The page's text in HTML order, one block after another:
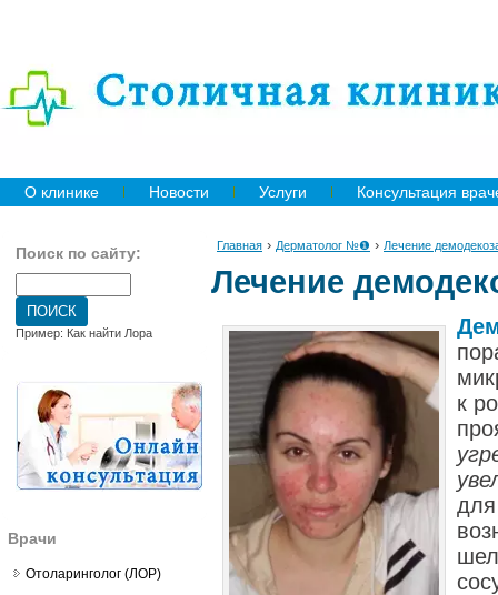
О клинике Новости Услуги Консультация
Поиск по сайту:
Пример: Как найти Лора
Врачи
Отоларинголог (ЛОР)
Главная › Дерматолог №❶ › Лечение
Лечение
к
для